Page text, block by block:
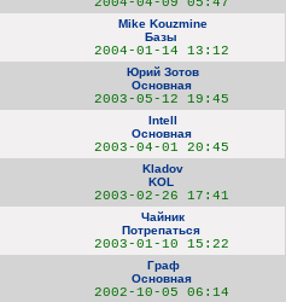
Mike Kouzmine
Базы
2004-01-14 13:12
Юрий Зотов
Основная
2003-05-12 19:45
Intell
Основная
2003-04-01 20:45
Kladov
KOL
2003-02-26 17:41
Чайник
Потрепаться
2003-01-10 15:22
Граф
Основная
2002-10-05 06:14